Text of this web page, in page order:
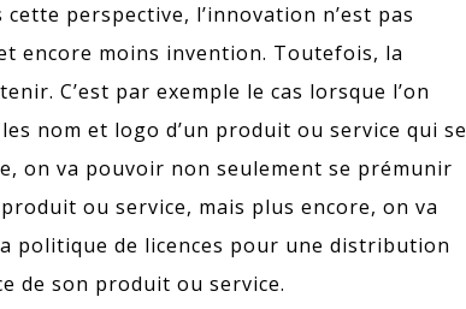
perspective, l’innovation n’est pas
encore moins invention. Toutefois, la
C’est par exemple le cas lorsque l’on
nom et logo d’un produit ou service qui se
on va pouvoir non seulement se prémunir
ou service, mais plus encore, on va
politique de licences pour une distribution
de son produit ou service.